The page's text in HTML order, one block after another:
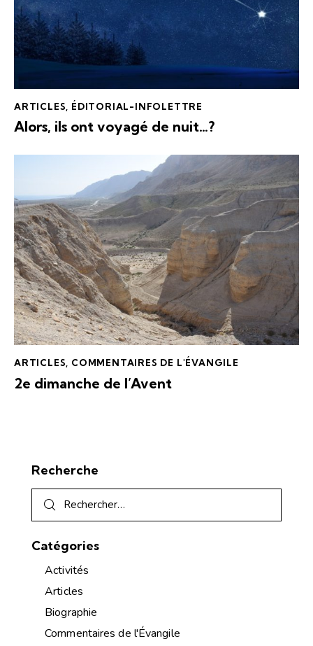
ARTICLES ÉDITORIAL-INFOLETTRE
Alors, ils ont voyagé de nuit…?
ARTICLES, COMMENTAIRES DE L'ÉVANGILE
2e dimanche de l’Avent
Recherche
Catégories
Activités
Articles
Biographie
Commentaires de l'Évangile